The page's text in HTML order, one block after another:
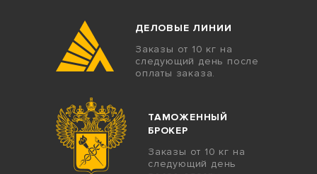
ДЕЛОВЫЕ ЛИНИИ
Заказы от 10 кг на
следующий день после
оплаты заказа.
ТАМОЖЕННЫЙ
БРОКЕР
Заказы от 10 кг на
следующий день